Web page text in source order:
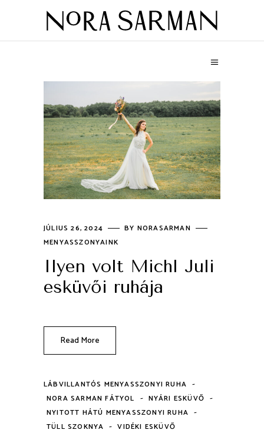
JÚLIUS 26, 2024 BY NORASARMAN
MENYASSZONYAINK
Ilyen volt Michl Juli
esküvői ruhája
Read More
LÁBVILLANTÓS MENYASSZONYI RUHA -
NORA SARMAN FÁTYOL - NYÁRI ESKÜVŐ -
NYITOTT HÁTÚ MENYASSZONYI RUHA -
TÜLL SZOKNYA - VIDÉKI ESKÜVŐ